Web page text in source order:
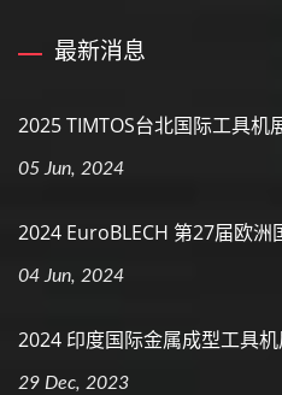
最新消息
2025 TIMTOS台北国际工具机
05 Jun, 2024
2024 EuroBLECH 第27届欧洲
04 Jun, 2024
2024 印度国际金属成型工具机
29 Dec, 2023